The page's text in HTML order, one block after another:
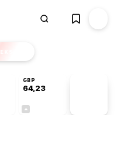
EKSTRA
GBP
64,23